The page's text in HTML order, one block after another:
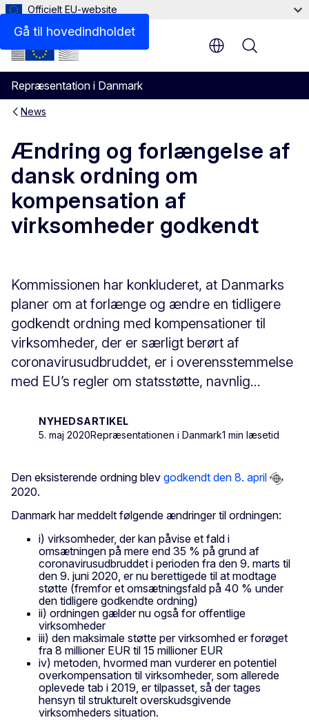
Gå til hovedindholdet
Officielt EU-website
Repræsentation i Danmark
Menu
News
Ændring og forlængelse af
dansk ordning om
kompensation af
virksomheder godkendt
Kommissionen har konkluderet, at Danmarks
planer om at forlænge og ændre en tidligere
godkendt ordning med kompensationer til
virksomheder, der er særligt berørt af
coronavirusudbruddet, er i overensstemmelse
med EU’s regler om statsstøtte, navnlig...
NYHEDSARTIKEL
5. maj 2020Repræsentationen i Danmark1 min læsetid
Den eksisterende ordning blev godkendt den 8. april
2020.
Danmark har meddelt følgende ændringer til ordningen:
i) virksomheder, der kan påvise et fald i
omsætningen på mere end 35 % på grund af
coronavirusudbruddet i perioden fra den 9. marts til
den 9. juni 2020, er nu berettigede til at modtage
støtte (fremfor et omsætningsfald på 40 % under
den tidligere godkendte ordning)
ii) ordningen gælder nu også for offentlige
virksomheder
iii) den maksimale støtte per virksomhed er forøget
fra 8 millioner EUR til 15 millioner EUR
iv) metoden, hvormed man vurderer en potentiel
overkompensation til virksomheder, som allerede
oplevede tab i 2019, er tilpasset, så der tages
hensyn til strukturelt overskudsgivende
virksomheders situation.